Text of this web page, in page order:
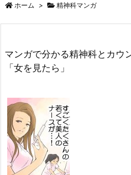
ホーム > 精神科マンガ
マンガで分かる精神科とカ
「女を見たら」